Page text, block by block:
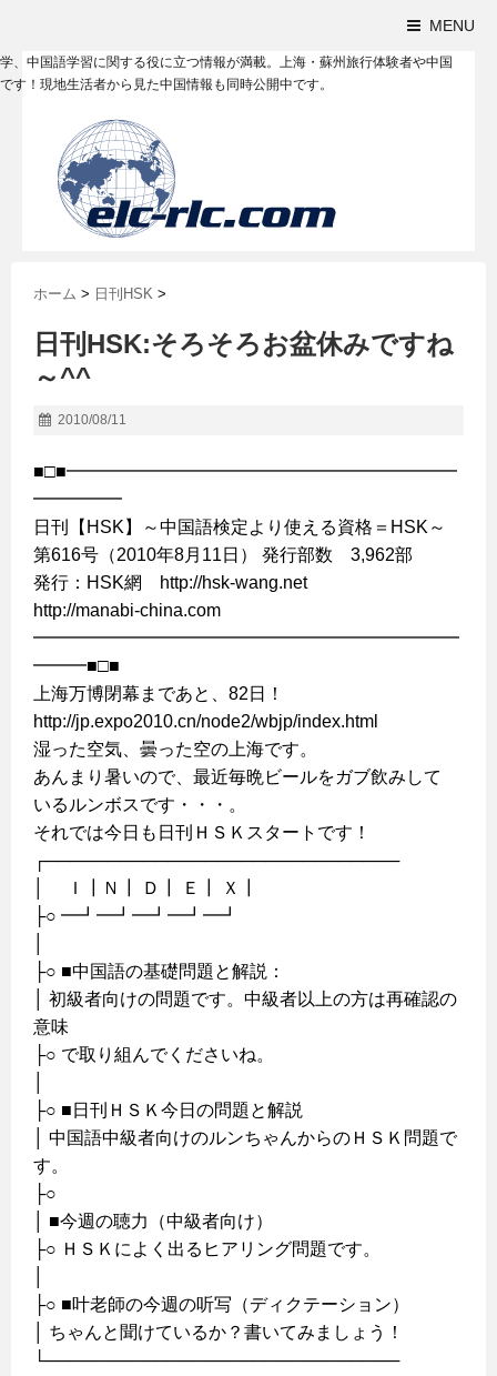
MENU
、中国語学習に関する役に立つ情報が満載。上海・蘇州旅行体験者や中国
す！現地生活者から見た中国情報も同時公開中です。
ホーム > 日刊HSK >
日刊HSK:そろそろお盆休みですね
～^^
2010/08/11
■□■━━━━━━━━━━━━━━━━━━━━━━
━━━━━
日刊【HSK】～中国語検定より使える資格＝HSK～
第616号（2010年8月11日） 発行部数 3,962部
発行：HSK網 http://hsk-wang.net
http://manabi-china.com
━━━━━━━━━━━━━━━━━━━━━━━━
━━━■□■
上海万博閉幕まであと、82日！
http://jp.expo2010.cn/node2/wbjp/index.html
湿った空気、曇った空の上海です。
あんまり暑いので、最近毎晩ビールをガブ飲みして
いるルンボスです・・・。
それでは今日も日刊ＨＳＫスタートです！
┌─────────────────────────────
│ Ｉ┃Ｎ┃ Ｄ┃ Ｅ┃ Ｘ┃
├○ ━┛━┛━┛━┛━┛
├○ ■中国語の基礎問題と解説：
│ 初級者向けの問題です。中級者以上の方は再確認の
意味
├○ で取り組んでくださいね。
├○ ■日刊ＨＳＫ今日の問題と解説
│ 中国語中級者向けのルンちゃんからのＨＳＫ問題で
す。
├○
│ ■今週の聴力（中級者向け）
├○ ＨＳＫによく出るヒアリング問題です。
├○ ■叶老師の今週の听写（ディクテーション）
│ ちゃんと聞けているか？書いてみましょう！
└─────────────────────────────